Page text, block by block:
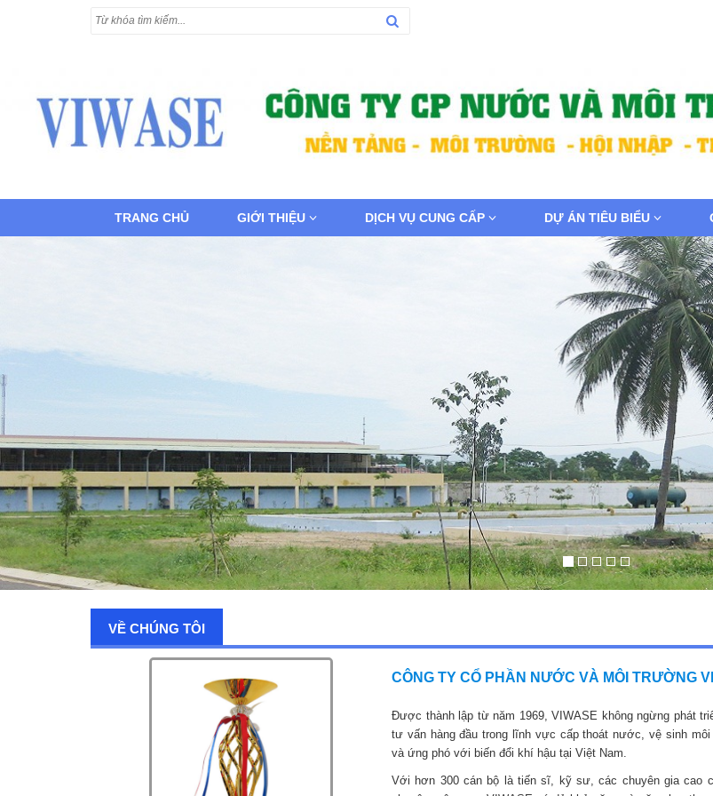
TRANG CHỦ GIỚI THIỆU DỊCH VỤ CUNG CẤP DỰ ÁN TIÊU BIỂU
VỀ CHÚNG TÔI
CÔNG TY CỔ PHẦN NƯỚC VÀ MÔI TRƯỜNG
Được thành lập từ năm 1969, VIWASE không ngừng phát
tư vấn hàng đầu trong lĩnh vực cấp thoát nước, vệ sinh
và ứng phó với biến đổi khí hậu tại Việt Nam.
Với hơn 300 cán bộ là tiến sĩ, kỹ sư, các chuyên gia cao